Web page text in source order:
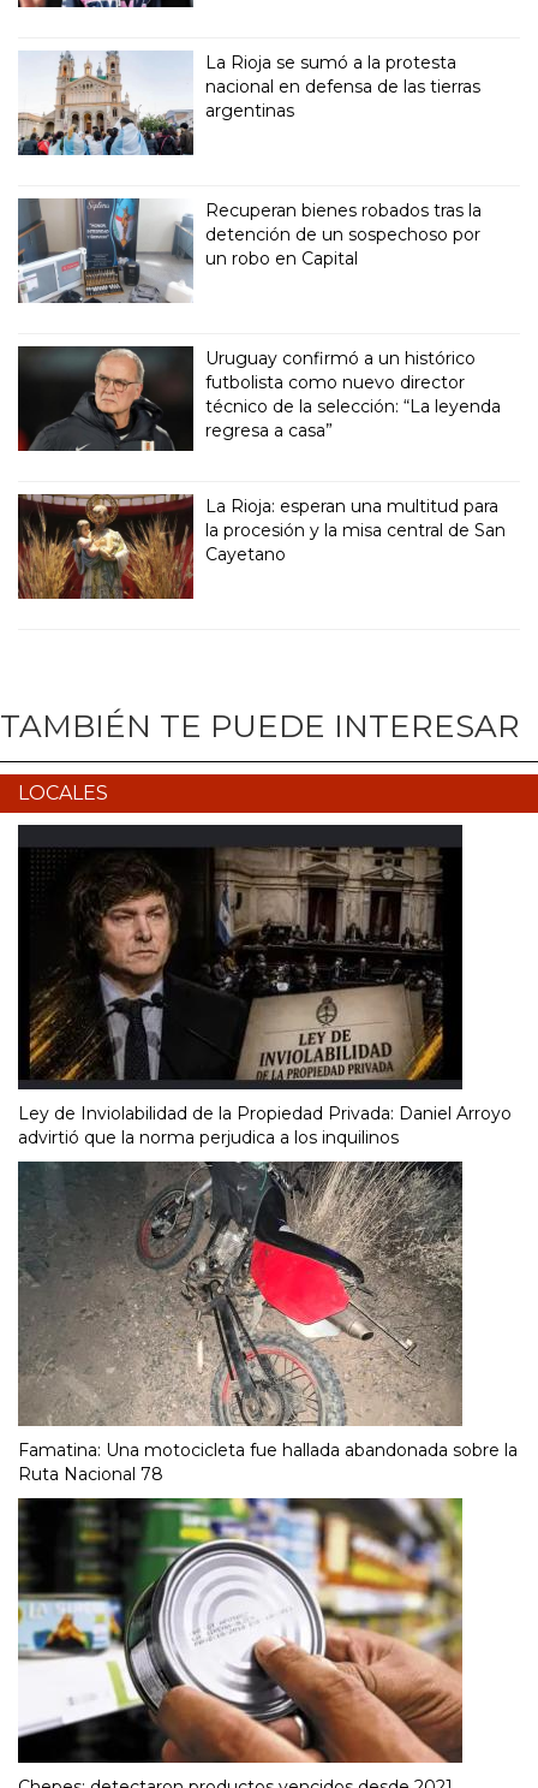
La Rioja se sumó a la protesta
nacional en defensa de las tierras
argentinas
Recuperan bienes robados tras la
detención de un sospechoso por
un robo en Capital
Uruguay confirmó a un histórico
futbolista como nuevo director
técnico de la selección: “La leyenda
regresa a casa”
La Rioja: esperan una multitud para
la procesión y la misa central de San
Cayetano
TAMBIÉN TE PUEDE INTERESAR
LOCALES
Ley de Inviolabilidad de la Propiedad Privada: Daniel Arroyo
advirtió que la norma perjudica a los inquilinos
Famatina: Una motocicleta fue hallada abandonada sobre la
Ruta Nacional 78